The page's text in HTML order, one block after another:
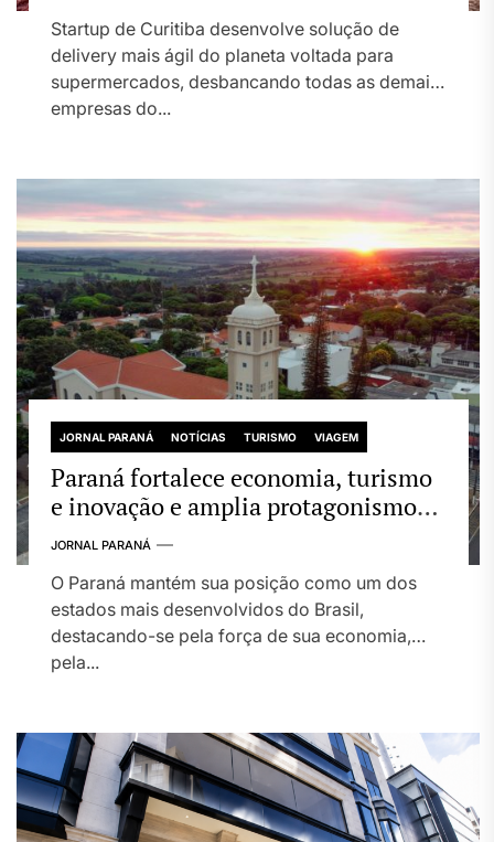
Startup de Curitiba desenvolve solução de
delivery mais ágil do planeta voltada para
supermercados, desbancando todas as demais
empresas do...
JORNAL PARANÁ NOTÍCIAS TURISMO VIAGEM
Paraná fortalece economia, turismo
e inovação e amplia protagonismo
no cenário nacional
JORNAL PARANÁ
O Paraná mantém sua posição como um dos
estados mais desenvolvidos do Brasil,
destacando-se pela força de sua economia,
pela...